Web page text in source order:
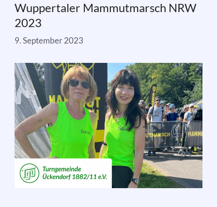
Wuppertaler Mammutmarsch NRW
2023
9. September 2023